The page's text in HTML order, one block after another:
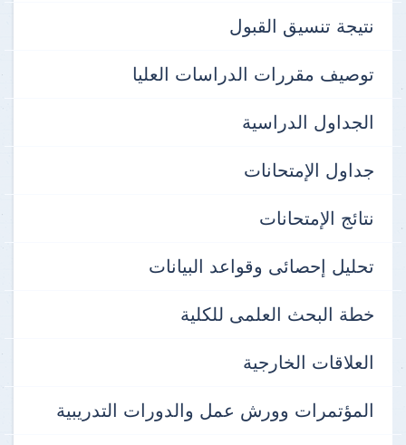
نتيجة تنسيق القبول
توصيف مقررات الدراسات العليا
الجداول الدراسية
جداول الإمتحانات
نتائج الإمتحانات
تحليل إحصائى وقواعد البيانات
خطة البحث العلمى للكلية
العلاقات الخارجية
المؤتمرات وورش عمل والدورات التدريبية